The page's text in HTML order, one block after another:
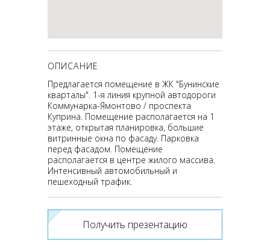
ОПИСАНИЕ
Предлагается помещение в ЖК "Бунинские
кварталы". 1-я линия крупной автодороги
Коммунарка-Ямонтово / проспекта
Куприна. Помещение располагается на 1
этаже, открытая планировка, большие
витринные окна по фасаду. Парковка
перед фасадом. Помещение
располагается в центре жилого массива.
Интенсивный автомобильный и
пешеходный трафик.
Получить презентацию